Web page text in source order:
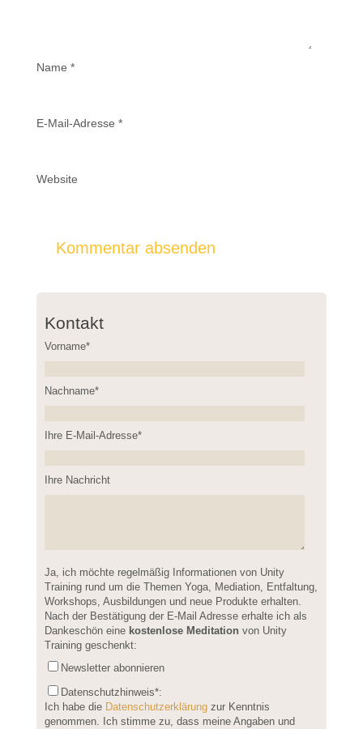
Name *
E-Mail-Adresse *
Website
Kontakt
Vorname*
Nachname*
Please leave this field empty.
Ihre E-Mail-Adresse*
Ihre Nachricht
Please leave this field empty.
Ja, ich möchte regelmäßig Informationen von Unity
Training rund um die Themen Yoga, Mediation, Entfaltung,
Workshops, Ausbildungen und neue Produkte erhalten.
Nach der Bestätigung der E-Mail Adresse erhalte ich als
Dankeschön eine kostenlose Meditation von Unity
Training geschenkt:
Newsletter abonnieren
Datenschutzhinweis*:
Ich habe die Datenschutzerklärungzur Kenntnis
genommen. Ich stimme zu, dass meine Angaben und